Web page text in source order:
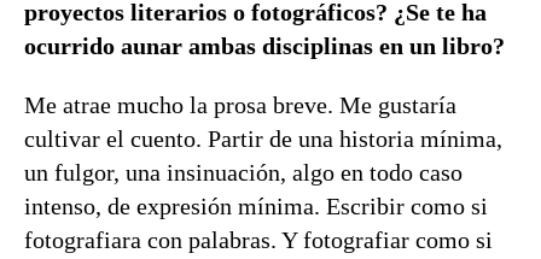
proyectos literarios o fotográficos? ¿Se te ha
ocurrido aunar ambas disciplinas en un libro?
Me atrae mucho la prosa breve. Me gustaría
cultivar el cuento. Partir de una historia mínima,
un fulgor, una insinuación, algo en todo caso
intenso, de expresión mínima. Escribir como si
fotografiara con palabras. Y fotografiar como si